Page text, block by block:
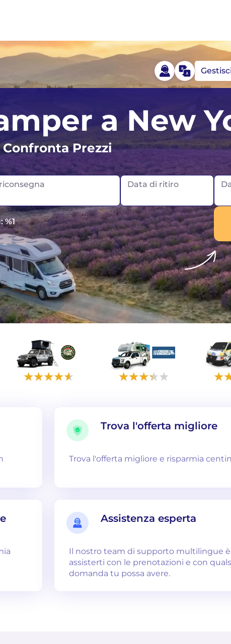
Norvegia
Portogallo
Scozia
Islanda
Irlanda
a New
Prezzi
Data di ritiro
%1
Trova l'offerta migliore
Trova l'offerta migliore e risparmia
Assistenza esperta
Il nostro team di supporto multilingue
assisterti con le prenotazioni e con
domanda tu possa avere.